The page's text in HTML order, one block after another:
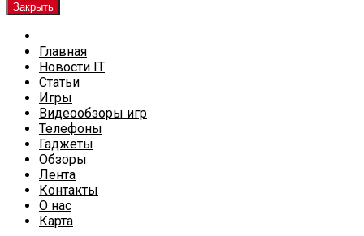
Закрыть
Главная
Новости IT
Статьи
Игры
Видеообзоры игр
Телефоны
Гаджеты
Обзоры
Лента
Контакты
О нас
Карта